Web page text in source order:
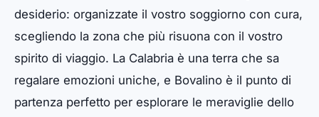
desiderio: organizzate il vostro soggiorno con cura,
scegliendo la zona che più risuona con il vostro
spirito di viaggio. La Calabria è una terra che sa
regalare emozioni uniche, e Bovalino è il punto di
partenza perfetto per esplorare le meraviglie dello